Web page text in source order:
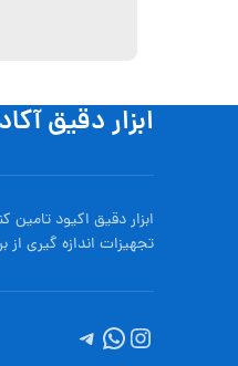
ابزار دقیق آکاد
ابزار دقیق اکیود تامین
تجهيزات اندازه گیری از